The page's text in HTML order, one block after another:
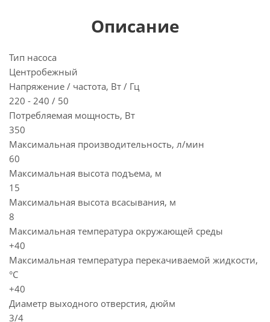
Описание
Тип насоса
Центробежный
Напряжение / частота, Вт / Гц
220 - 240 / 50
Потребляемая мощность, Вт
350
Максимальная производительность, л/мин
60
Максимальная высота подъема, м
15
Максимальная высота всасывания, м
8
Максимальная температура окружающей среды
+40
Максимальная температура перекачиваемой жидкости,
°C
+40
Диаметр выходного отверстия, дюйм
3/4